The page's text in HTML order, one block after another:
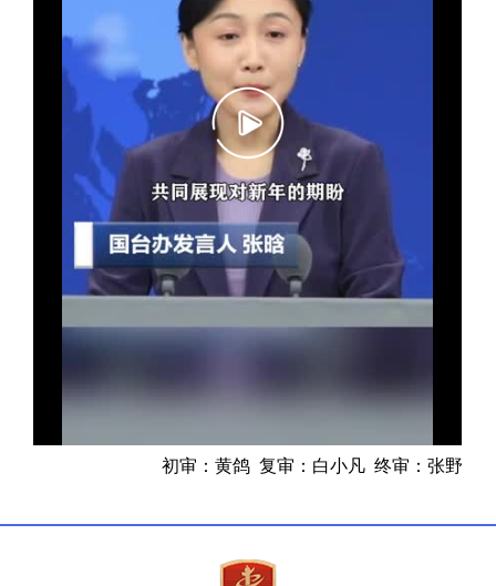
初审：黄鸽 复审：白小凡 终审：张野